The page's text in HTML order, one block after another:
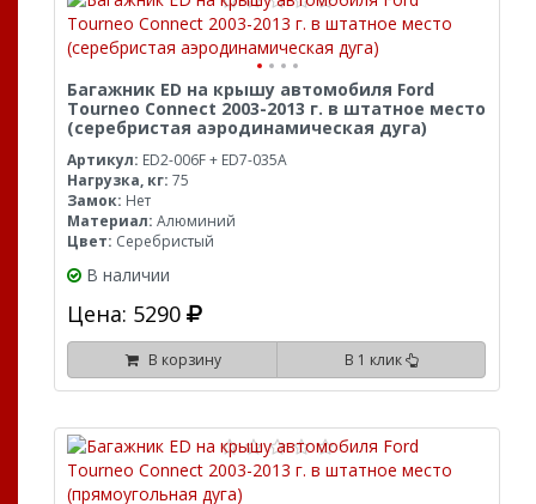
Багажник ED на крышу автомобиля Ford
Tourneo Connect 2003-2013 г. в штатное место
(серебристая аэродинамическая дуга)
Артикул: ED2-006F + ED7-035A
Нагрузка, кг: 75
Замок: Нет
Материал: Алюминий
Цвет: Серебристый
В наличии
Цена: 5290
В корзину В 1 клик